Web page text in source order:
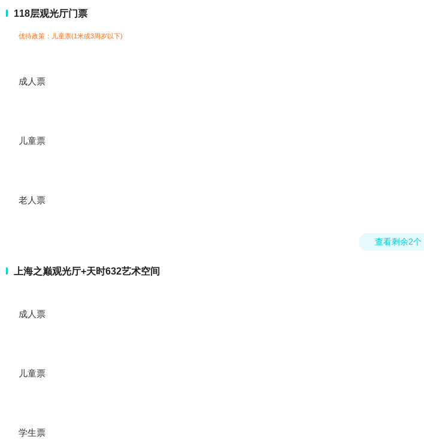
118层观光厅门票
优待政策：儿童票(1米或3周岁以下)
成人票
儿童票
老人票
查看剩余2个
上海之巅观光厅+天时632艺术空间
成人票
儿童票
学生票